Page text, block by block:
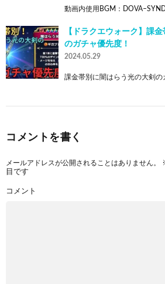
動画内使用BGM：
【ドラクエウォーク】課
のガチャ優先度！
2024.05.29
課金帯別に闇はらう光の大剣
コメントを書く
メールアドレスが公開されることはありません。
目です
コメント